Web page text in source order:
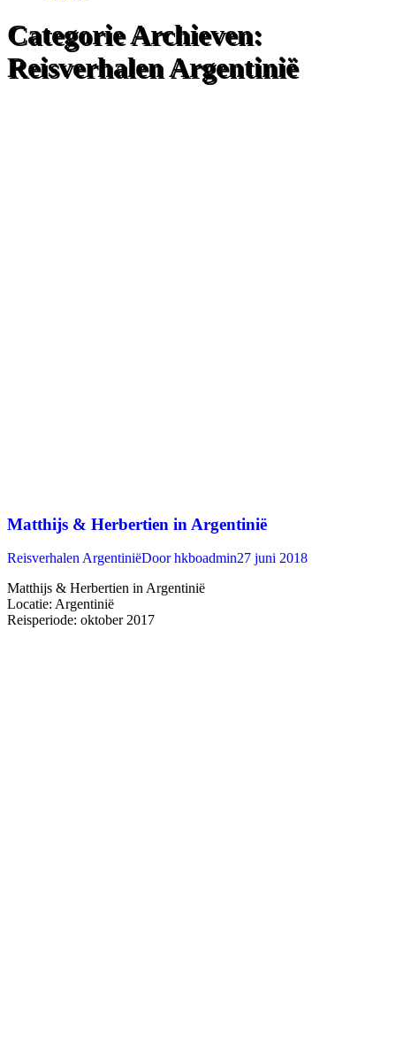
Categorie Archieven:
Reisverhalen Argentinië
Matthijs & Herbertien in Argentinië
Reisverhalen ArgentiniëDoorhkboadmin27 juni 2018
Matthijs & Herbertien in Argentinië
Locatie: Argentinië
Reisperiode: oktober 2017